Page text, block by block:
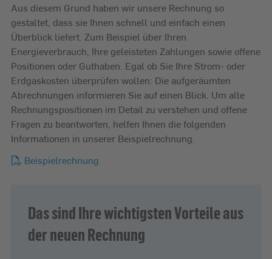
Aus diesem Grund haben wir unsere Rechnung so
gestaltet, dass sie Ihnen schnell und einfach einen
Überblick liefert. Zum Beispiel über Ihren
Energieverbrauch, Ihre geleisteten Zahlungen sowie offene
Positionen oder Guthaben. Egal ob Sie Ihre Strom- oder
Erdgaskosten überprüfen wollen: Die aufgeräumten
Abrechnungen informieren Sie auf einen Blick. Um alle
Rechnungspositionen im Detail zu verstehen und offene
Fragen zu beantworten, helfen Ihnen die folgenden
Informationen in unserer Beispielrechnung.
Beispielrechnung
Das sind Ihre wichtigsten Vorteile aus
der neuen Rechnung